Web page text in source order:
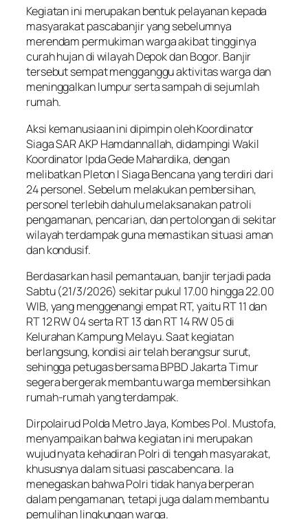
Kegiatan ini merupakan bentuk pelayanan kepada
masyarakat pascabanjir yang sebelumnya
merendam permukiman warga akibat tingginya
curah hujan di wilayah Depok dan Bogor. Banjir
tersebut sempat mengganggu aktivitas warga dan
meninggalkan lumpur serta sampah di sejumlah
rumah.
Aksi kemanusiaan ini dipimpin oleh Koordinator
Siaga SAR AKP Hamdannallah, didampingi Wakil
Koordinator Ipda Gede Mahardika, dengan
melibatkan Pleton I Siaga Bencana yang terdiri dari
24 personel. Sebelum melakukan pembersihan,
personel terlebih dahulu melaksanakan patroli
pengamanan, pencarian, dan pertolongan di sekitar
wilayah terdampak guna memastikan situasi aman
dan kondusif.
Berdasarkan hasil pemantauan, banjir terjadi pada
Sabtu (21/3/2026) sekitar pukul 17.00 hingga 22.00
WIB, yang menggenangi empat RT, yaitu RT 11 dan
RT 12 RW 04 serta RT 13 dan RT 14 RW 05 di
Kelurahan Kampung Melayu. Saat kegiatan
berlangsung, kondisi air telah berangsur surut,
sehingga petugas bersama BPBD Jakarta Timur
segera bergerak membantu warga membersihkan
rumah-rumah yang terdampak.
Dirpolairud Polda Metro Jaya, Kombes Pol. Mustofa,
menyampaikan bahwa kegiatan ini merupakan
wujud nyata kehadiran Polri di tengah masyarakat,
khususnya dalam situasi pascabencana. Ia
menegaskan bahwa Polri tidak hanya berperan
dalam pengamanan, tetapi juga dalam membantu
pemulihan lingkungan warga.